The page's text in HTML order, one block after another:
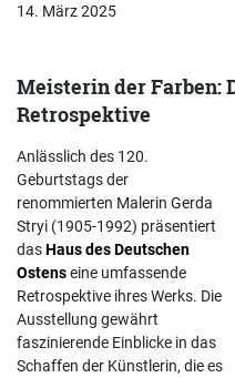
14. März 2025
Meisterin der Farben:
Retrospektive
Anlässlich des 120.
Geburtstags der
renommierten Malerin Gerda
Stryi (1905-1992) präsentiert
dasHaus des Deutschen
Ostenseine umfassende
Retrospektive ihres Werks. Die
Ausstellung gewährt
faszinierende Einblicke in das
Schaffen der Künstlerin, die es